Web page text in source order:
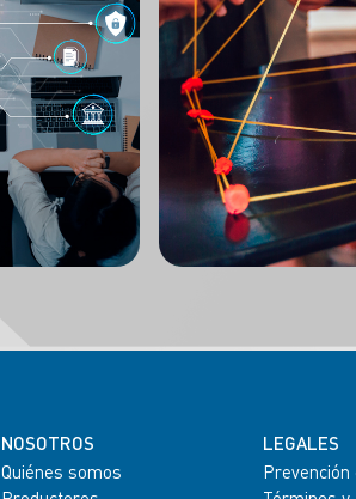
NOSOTROS
Quiénes somos
LEGALES
Prevención